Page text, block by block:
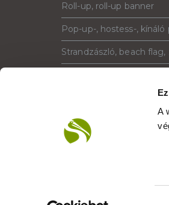
A
Roll-up, roll-up banner
Pop-up-, hostess-, kínáló
Strandzászló, beach
Megállító tábla,
PIXLIP világító stand